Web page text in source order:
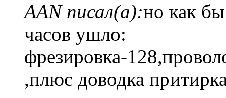
AAN писал(а):но как
часов ушло:
фрезировка-
,плюс доводка